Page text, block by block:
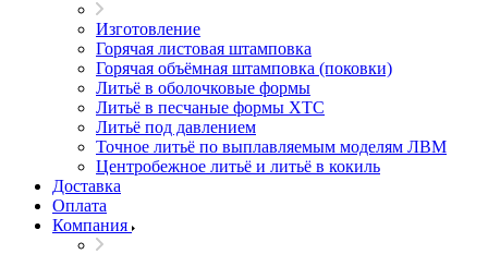
Изготовление
Горячая листовая штамповка
Горячая объёмная штамповка (поковки)
Литьё в оболочковые формы
Литьё в песчаные формы ХТС
Литьё под давлением
Точное литьё по выплавляемым моделям ЛВМ
Центробежное литьё и литьё в кокиль
Доставка
Оплата
Компания